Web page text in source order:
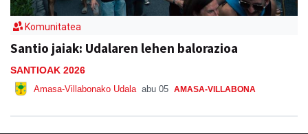
Komunitatea
Santio jaiak: Udalaren lehen balorazioa
SANTIOAK 2026
Amasa-Villabonako Udala abu 05 AMASA-VILLABONA